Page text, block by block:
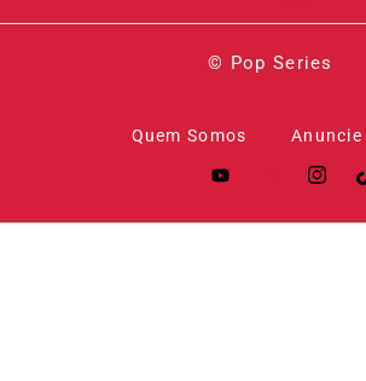
© Pop Series
Quem Somos Anuncie